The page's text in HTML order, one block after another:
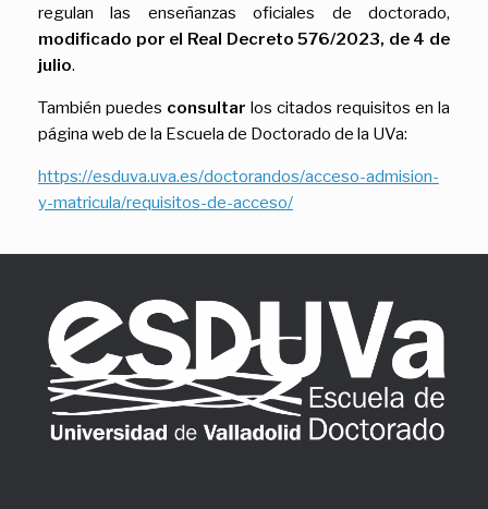
regulan las enseñanzas oficiales de doctorado,
modificado por el Real Decreto 576/2023, de 4 de
julio.
También puedes consultar los citados requisitos en la
página web de la Escuela de Doctorado de la UVa:
https://esduva.uva.es/doctorandos/acceso-admision-
y-matricula/requisitos-de-acceso/